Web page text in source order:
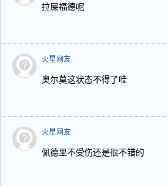
拉屎福德呢
火星网友
奥尔莫这状态不得了哇
火星网友
佩德里不受伤还是很不错的